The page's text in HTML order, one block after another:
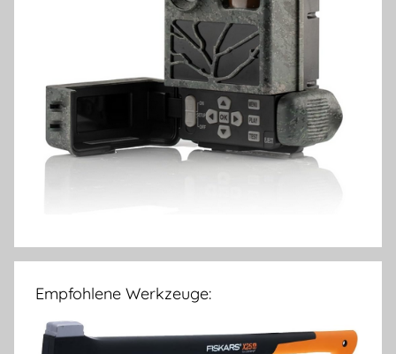
Empfohlene Werkzeuge: